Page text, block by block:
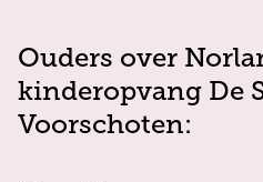
Ouders over
kinderopvang De
Voorschoten: